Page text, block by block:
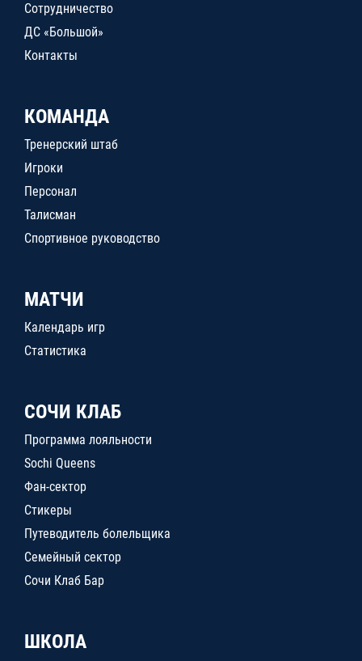
Сотрудничество
ДС «Большой»
Контакты
КОМАНДА
Тренерский штаб
Игроки
Персонал
Талисман
Спортивное руководство
МАТЧИ
Календарь игр
Статистика
СОЧИ КЛАБ
Программа лояльности
Sochi Queens
Фан-сектор
Стикеры
Путеводитель болельщика
Семейный сектор
Сочи Клаб Бар
ШКОЛА